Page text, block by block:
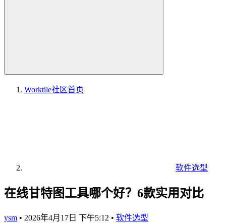
Worktile社区首页
软件选型
在线甘特图工具哪个好？6款实用对比
ysm • 2026年4月17日 下午5:12 • 软件选型